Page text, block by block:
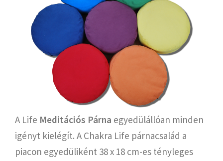
A Life Meditációs Párna egyedülállóan minden
igényt kielégít. A Chakra Life párnacsalád a
piacon egyedüliként 38 x 18 cm-es tényleges